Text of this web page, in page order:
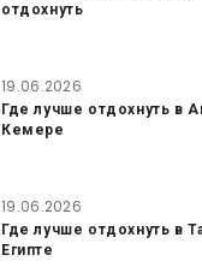
отдохнуть
19.06.2026
Где лучше отдохнуть в
Кемере
19.06.2026
Где лучше отдохнуть в
Египте